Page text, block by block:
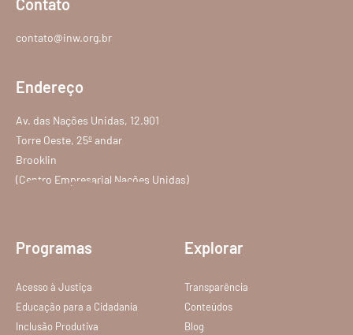
Contato
contato@inw.org.br
Endereço
Av. das Nações Unidas, 12.901
Torre Oeste, 25º andar
Brooklin
(Centro Empresarial Nações Unidas)
Programas
Acesso à Justiça
Educação para a Cidadania
Inclusão Produtiva
Explorar
Transparência
Conteúdos
Blog